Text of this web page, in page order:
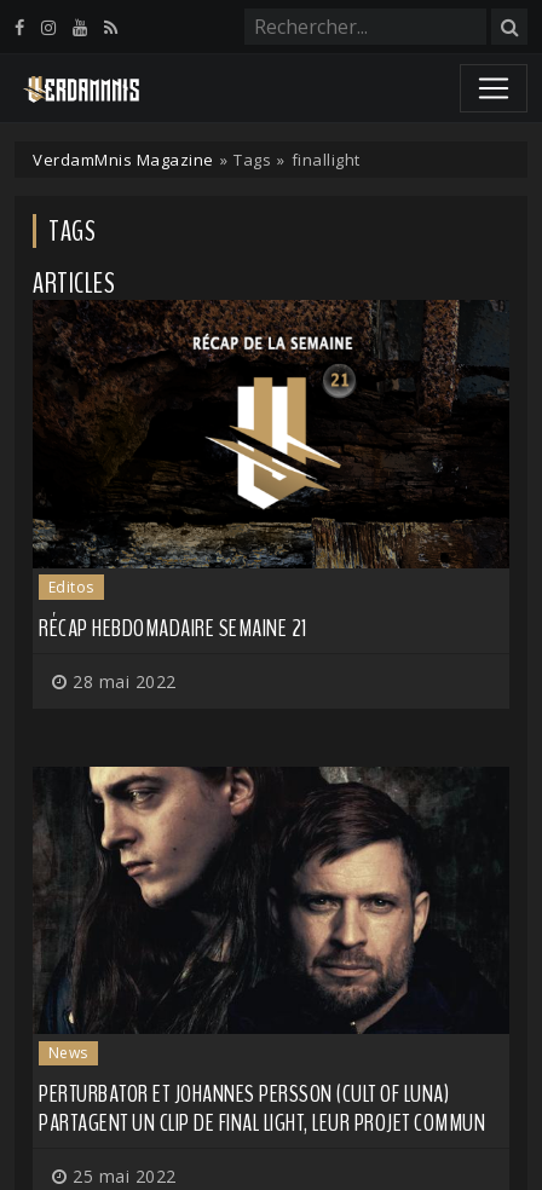
VerdamMnis Magazine » Tags » finallight
TAGS
ARTICLES
Editos
RÉCAP HEBDOMADAIRE SEMAINE 21
28 mai 2022
News
PERTURBATOR ET JOHANNES PERSSON (CULT OF LUNA)
PARTAGENT UN CLIP DE FINAL LIGHT, LEUR PROJET COMMUN
25 mai 2022
Panneau de gestion des cookies